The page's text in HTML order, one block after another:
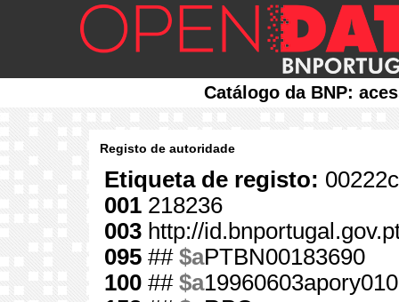
Catálogo da BNP:
Registo de autoridade
Etiqueta de registo:
001 218236
003 http://
095 ## $aPTBN00183690
100 ## $a